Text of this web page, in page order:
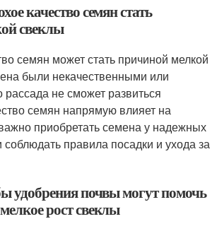
качество семян стать
свеклы
семян может стать причиной мелкой
были некачественными или
не сможет развиться
семян напрямую влияет на
приобретать семена у надежных
соблюдать правила посадки и ухода за
удобрения почвы могут помочь
рост свеклы